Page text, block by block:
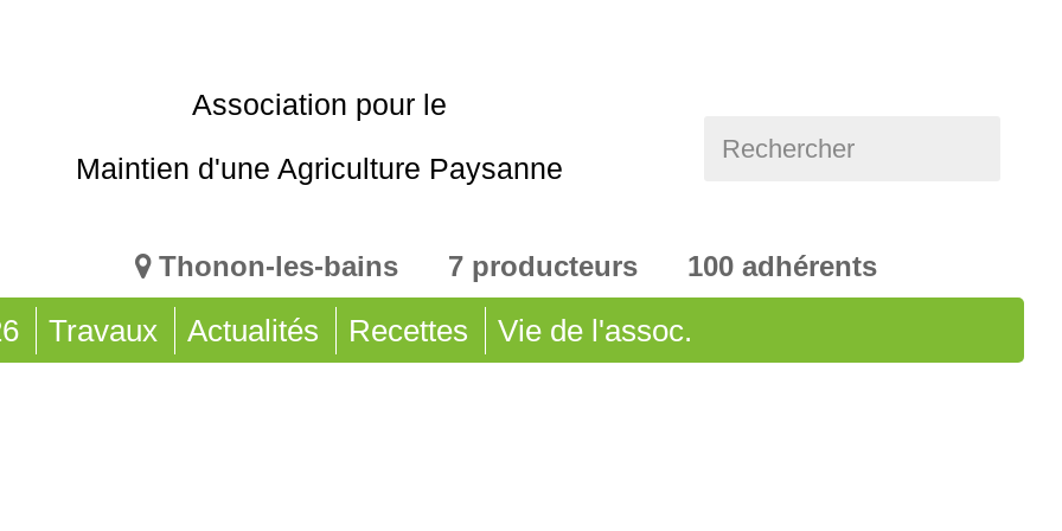
Thonon-les-bains 7 producteurs 100 adhérents
Association pour le
Maintien d'une Agriculture Paysanne
Rechercher
Travaux Actualités Recettes Vie de l'assoc.